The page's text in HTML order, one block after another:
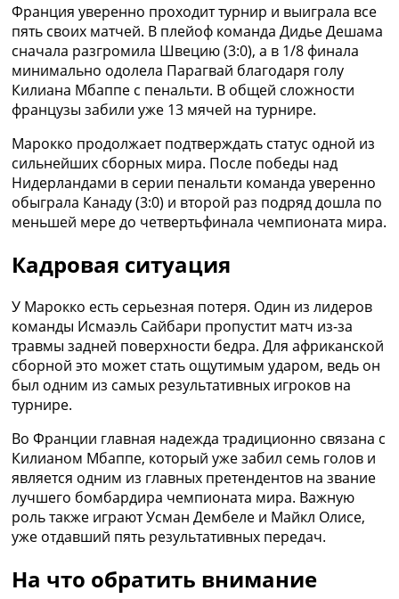
Categories
Главная
Новости футбола
Видео
Трансферы
Новости футбола Украины
Последние комментарии
Конкурс прогнозов
Логин
Рейтинги
Коллективный прогноз
Турниры
Чемпионат Мира
Украина. Премьер-Лига
Украина. Первая Лига
Лига Чемпионов
Англия. Премьер Лига
Испания. Ла Лига
Таблицы
Таблицы групп Чемпионата Мира
Украина. Премьер-Лига
Украина. Первая Лига
Лига Чемпионов. Таблицы групп
Англия. Премьер-Лига
Все таблицы >>>
Франция уверенно проходит турнир и выиграла все
пять своих матчей. В плейоф команда Дидье Дешама
сначала разгромила Швецию (3:0), а в 1/8 финала
минимально одолела Парагвай благодаря голу
Килиана Мбаппе с пенальти. В общей сложности
французы забили уже 13 мячей на турнире.
Марокко продолжает подтверждать статус одной из
сильнейших сборных мира. После победы над
Нидерландами в серии пенальти команда уверенно
обыграла Канаду (3:0) и второй раз подряд дошла по
меньшей мере до четвертьфинала чемпионата мира.
Кадровая ситуация
У Марокко есть серьезная потеря. Один из лидеров
команды Исмаэль Сайбари пропустит матч из-за
травмы задней поверхности бедра. Для африканской
сборной это может стать ощутимым ударом, ведь он
был одним из самых результативных игроков на
турнире.
Во Франции главная надежда традиционно связана с
Килианом Мбаппе, который уже забил семь голов и
является одним из главных претендентов на звание
лучшего бомбардира чемпионата мира. Важную
роль также играют Усман Дембеле и Майкл Олисе,
уже отдавший пять результативных передач.
На что обратить внимание